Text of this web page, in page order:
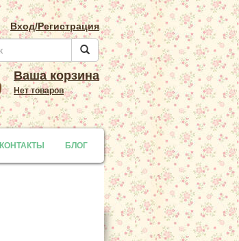
Вход/Регистрация
Ваша корзина
Нет товаров
КОНТАКТЫ БЛОГ